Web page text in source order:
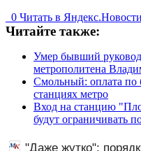
0 Читать в Яндекс.Новости
Читайте также:
Умер бывший
метрополитена
Смольный: оплата по
станциях метро
Вход на станцию
будут ограничивать
"Даже жутко":